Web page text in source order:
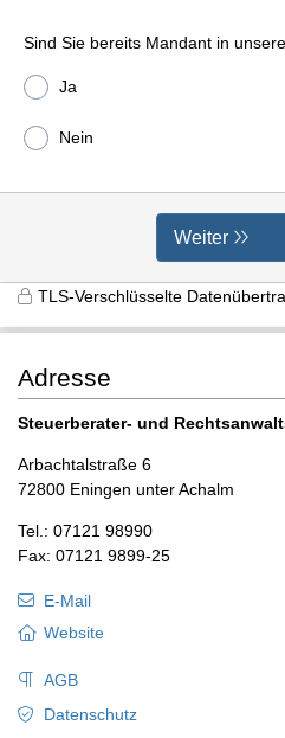
Sind Sie bereits Mandant in
Ja
Nein
Weiter
TLS-Verschlüsselte
Adresse
Steuerberater- und
Arbachtalstraße 6
72800 Eningen unter Achalm
Tel.: 07121 98990
Fax: 07121 9899-25
E-Mail
Website
AGB
Datenschutz